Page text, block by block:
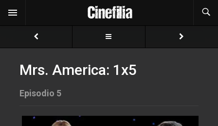
Mrs. America: 1x5
Episodio 5